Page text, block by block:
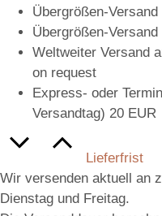
Übergrößen-
Übergrößen-
Weltweiter Versand
on request
Express- oder
Versandtag) 20 EUR
Lieferfrist
Wir versenden aktuell an
Dienstag und Freitag.